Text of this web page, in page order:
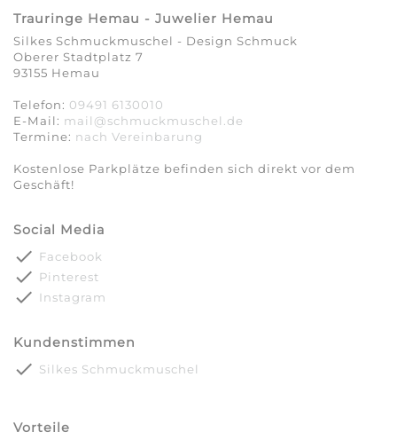
Trauringe Hemau - Juwelier Hemau
Silkes Schmuckmuschel - Design Schmuck
Oberer Stadtplatz 7
93155 Hemau
Telefon: 09491 6130010
E-Mail: mail@schmuckmuschel.de
Termine: nach Vereinbarung​​​​​​​
Kostenlose Parkplätze befinden sich direkt vor dem
Geschäft!
Social Media
done Facebook
done Pinterest
done Instagram
Kundenstimmen
done Silkes Schmuckmuschel
Vorteile